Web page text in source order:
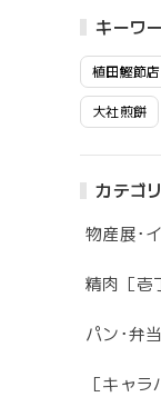
キーワ
植田鰹節店
大社煎餅
カテゴ
物産展･
精肉［壱
パン･弁
［キャラ